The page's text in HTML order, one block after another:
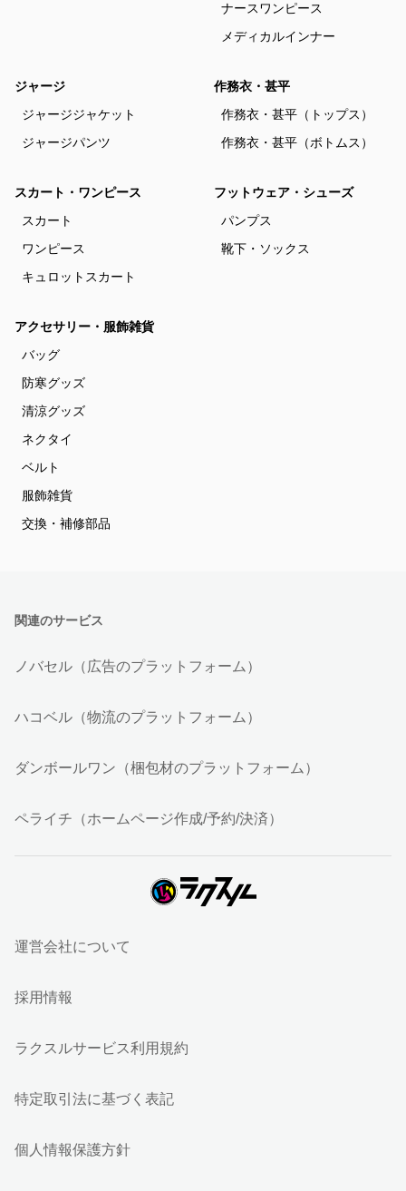
ナースワンピース
メディカルインナー
ジャージ
ジャージジャケット
ジャージパンツ
作務衣・甚平
作務衣・甚平（トップス）
作務衣・甚平（ボトムス）
スカート・ワンピース
スカート
ワンピース
キュロットスカート
フットウェア・シューズ
パンプス
靴下・ソックス
アクセサリー・服飾雑貨
バッグ
防寒グッズ
清涼グッズ
ネクタイ
ベルト
服飾雑貨
交換・補修部品
関連のサービス
ノバセル（広告のプラットフォーム）
ハコベル（物流のプラットフォーム）
ダンボールワン（梱包材のプラットフォーム）
ペライチ（ホームページ作成/予約/決済）
運営会社について
採用情報
ラクスルサービス利用規約
特定取引法に基づく表記
個人情報保護方針